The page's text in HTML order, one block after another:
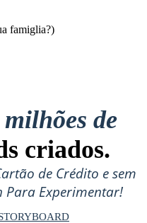
famiglia?)
de
criados.
de Crédito e sem
Para Experimentar!